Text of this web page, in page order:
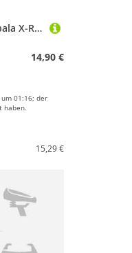
Rapala Kunstköder Rapala X-Rap Twitchin Shad 8cm 13g - Wobbler
14,90 €
01:16; der
haben.
15,29 €